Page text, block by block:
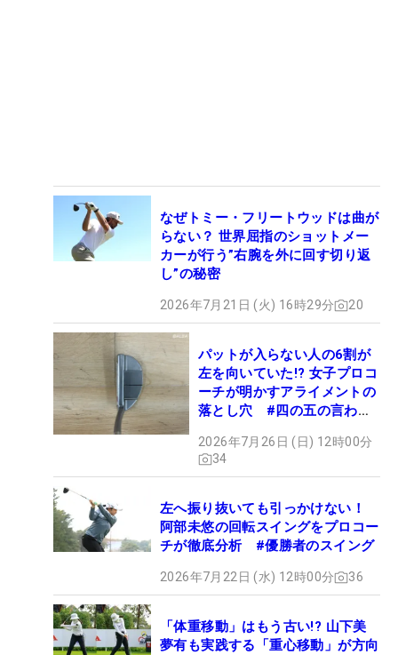
なぜトミー・フリートウッドは曲が
らない？ 世界屈指のショットメー
カーが行う”右腕を外に回す切り返
し”の秘密
2026年7月21日 (火) 16時29分 20
パットが入らない人の6割が
左を向いていた!? 女子プロコ
ーチが明かすアライメントの
落とし穴 #四の五の言わず
2026年7月26日 (日) 12時00分
34
左へ振り抜いても引っかけない！
阿部未悠の回転スイングをプロコー
チが徹底分析 #優勝者のスイング
2026年7月22日 (水) 12時00分 36
「体重移動」はもう古い!? 山下美
夢有も実践する「重心移動」が方向